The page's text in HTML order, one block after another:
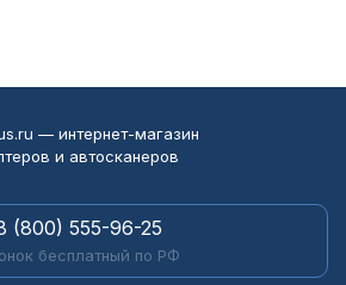
— интернет-магазин
и автосканеров
(800) 555-96-25
бесплатный по РФ